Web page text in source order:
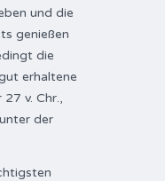
und die
genießen
die
erhaltene
v. Chr.,
der